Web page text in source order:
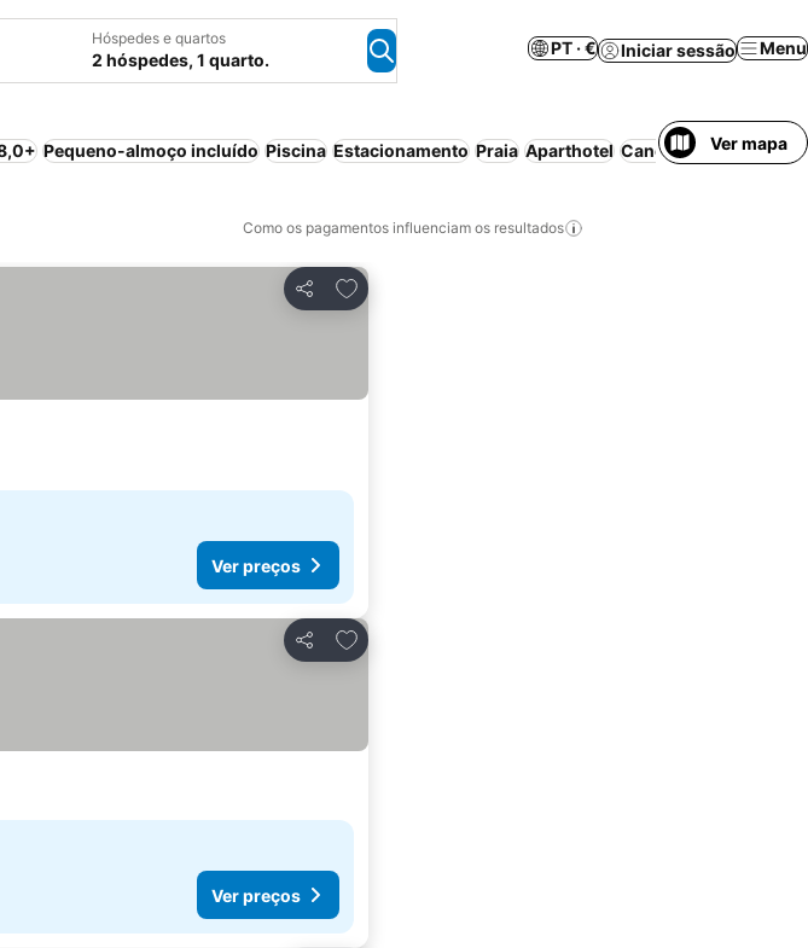
Hóspedes e quartos
2 hóspedes, 1 quarto.
PT · € Iniciar sessão Menu
Pequeno-almoço incluído Piscina Estacionamento Praia Aparthotel CancelamentoVer mapa
Como os pagamentos influenciam os resultados
Partilhar
Adicionar aos favoritos
Ver preços
Partilhar
Adicionar aos favoritos
Ver preços